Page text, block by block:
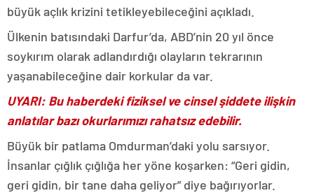
büyük açlık krizini tetikleyebileceğini açıkladı.
Ülkenin batısındaki Darfur’da, ABD’nin 20 yıl önce
soykırım olarak adlandırdığı olayların tekrarının
yaşanabileceğine dair korkular da var.
UYARI: Bu haberdeki fiziksel ve cinsel şiddete ilişkin
anlatılar bazı okurlarımızı rahatsız edebilir.
Büyük bir patlama Omdurman’daki yolu sarsıyor.
İnsanlar çığlık çığlığa her yöne koşarken: “Geri gidin,
geri gidin, bir tane daha geliyor” diye bağırıyorlar.